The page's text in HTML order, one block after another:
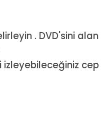
. DVD'sini alan
izleyebileceğiniz cep